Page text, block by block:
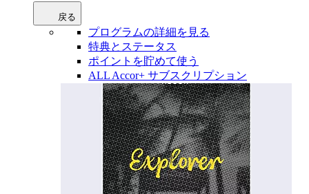
戻る
プログラムの詳細を見る
特典とステータス
ポイントを貯めて使う
ALL Accor+ サブスクリプション